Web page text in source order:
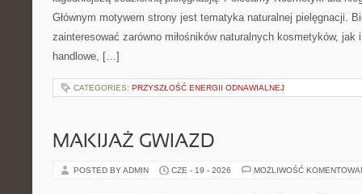
Głównym motywem strony jest tematyka naturalnej pielęgnacji.
zainteresować zarówno miłośników naturalnych kosmetyków, jak
handlowe, […]
CATEGORIES: PRZYSZŁOŚĆ ENERGII ODNAWIALNEJ
MAKIJAŻ GWIAZD
POSTED BY ADMIN CZE - 19 - 2026 MOŻLIWOŚĆ